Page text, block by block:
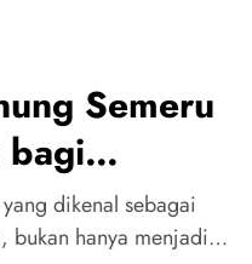
Semeru
bagi
dikenal sebagai
bukan hanya menjadi…